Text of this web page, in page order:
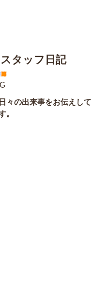
タッフ日記
々の出来事をお伝えして
。